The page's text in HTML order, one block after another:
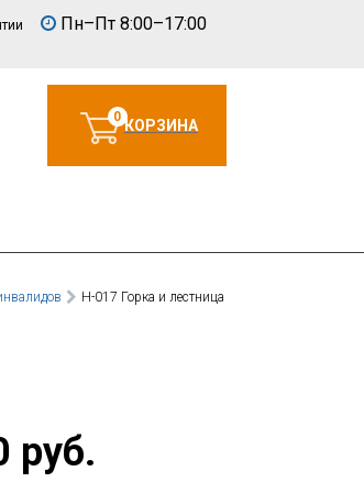
Пн–Пт 8:00–17:00
0КОРЗИНА
Н-017 Горка и лестница
руб.